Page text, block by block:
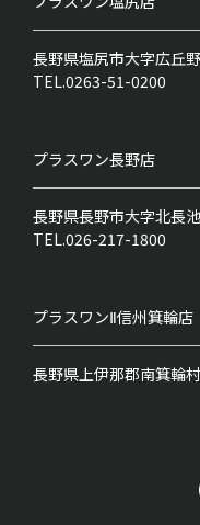
長野県塩尻市大字広丘
TEL.0263-51-0200
プラスワン長野店
長野県長野市大字北長
TEL.026-217-1800
プラスワンⅡ信州箕輪店
長野県上伊那郡南箕輪